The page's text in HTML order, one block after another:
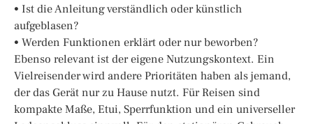
• Ist die Anleitung verständlich oder künstlich
aufgeblasen?
• Werden Funktionen erklärt oder nur beworben?
Ebenso relevant ist der eigene Nutzungskontext. Ein
Vielreisender wird andere Prioritäten haben als jemand,
der das Gerät nur zu Hause nutzt. Für Reisen sind
kompakte Maße, Etui, Sperrfunktion und ein universeller